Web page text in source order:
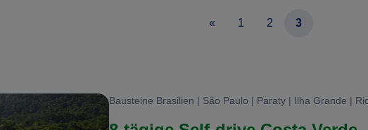
Reise zu erleben, die komplett an Ihre
« 1 2 3
Bausteine Brasilien | São Paulo | Paraty | Ilha Grande |